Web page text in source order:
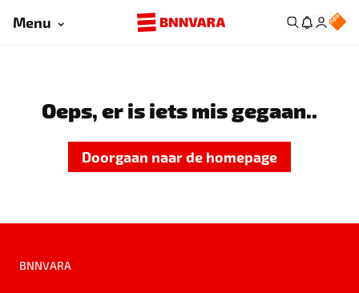
Menu
Oeps, er is iets mis gegaan..
Doorgaan naar de homepage
BNNVARA